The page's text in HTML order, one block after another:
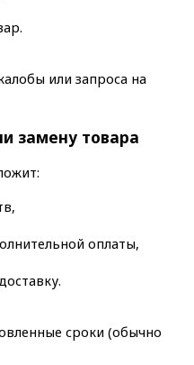
или запроса на
замену товара
оплаты,
сроки (обычно